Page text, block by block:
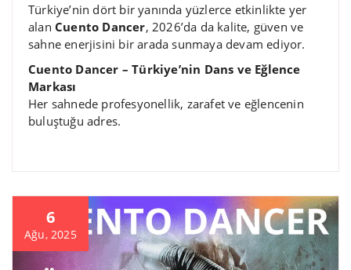
Türkiye’nin dört bir yanında yüzlerce etkinlikte yer
alan Cuento Dancer, 2026’da da kalite, güven ve
sahne enerjisini bir arada sunmaya devam ediyor.
Cuento Dancer – Türkiye’nin Dans ve Eğlence
Markası
Her sahnede profesyonellik, zarafet ve eğlencenin
buluştuğu adres.
6
Ağu, 2025